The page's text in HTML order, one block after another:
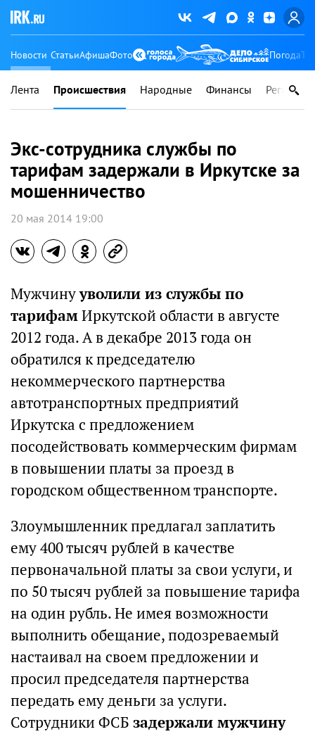
Новости СтатьиАфишаФото Погода
Лента Происшествия Народные Финансы Регионы
Экс-сотрудника службы по
тарифам задержали в Иркутске за
мошенничество
20 мая 2014 19:00
Мужчинууволили из службы по
тарифамИркутской области в августе
2012 года. А в декабре 2013 года он
обратился к председателю
некоммерческого партнерства
автотранспортных предприятий
Иркутска с предложением
посодействовать коммерческим фирмам
в повышении платы за проезд в
городском общественном транспорте.
Злоумышленник предлагал заплатить
ему 400 тысяч рублей в качестве
первоначальной платы за свои услуги, и
по 50 тысяч рублей за повышение тарифа
на один рубль. Не имея возможности
выполнить обещание, подозреваемый
настаивал на своем предложении и
просил председателя партнерства
передать ему деньги за услуги.
Сотрудники ФСБ задержали мужчину